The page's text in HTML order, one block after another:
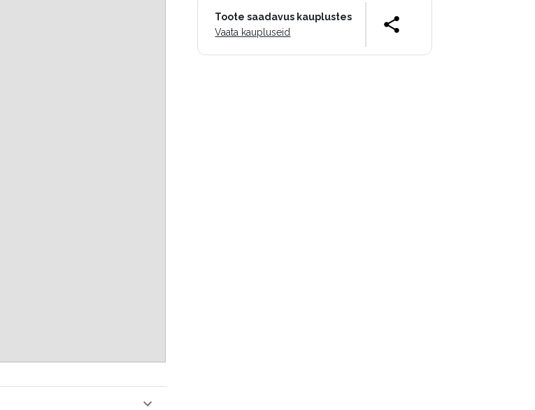
Toote saadavus kauplustes
Vaata kaupluseid